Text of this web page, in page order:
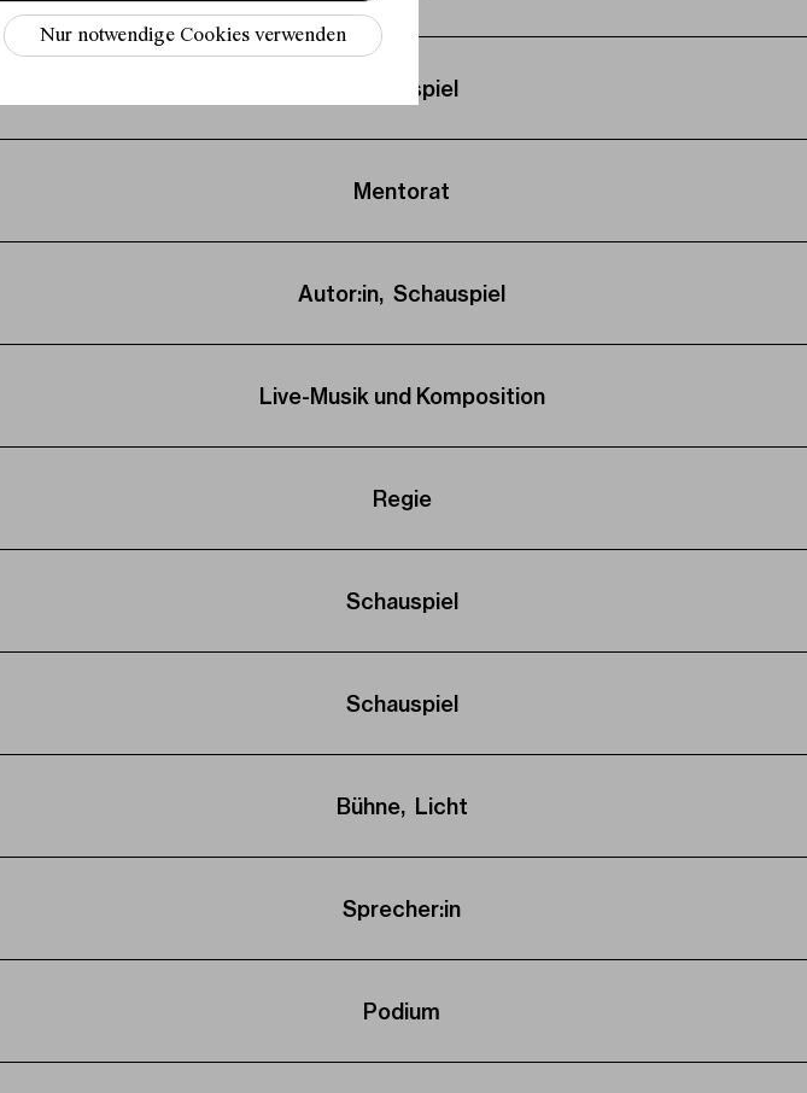
Schauspiel
Mentorat
Autor:in, Schauspiel
Live-Musik und Komposition
Regie
Schauspiel
Schauspiel
Bühne, Licht
Sprecher:in
Podium
Nur notwendige Cookies verwenden